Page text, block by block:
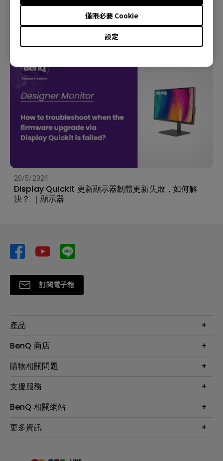
設定
僅限必要 Cookie
10/1/2024
如何解決電腦或筆電連接螢幕時沒有聲音出來?
20/5/2024
Display Quickit 更新顯示器韌體更新失敗，如何解
決？ ｜顯示器
訂閱電子報
產品
大型液晶
投影機
智慧照明
專業拍物視訊鏡頭
BenQ 商店
最新產品與活動
尋找銷售據點
會員綁定LINE教學
購物相關問題
第一次購物就上手
延長保固購買
贈品兌換網站首頁
支援服務
服務公告
保固條例
手冊與軟體下載
BenQ 相關網站
專業商用解決方案
更多資訊
永續發展